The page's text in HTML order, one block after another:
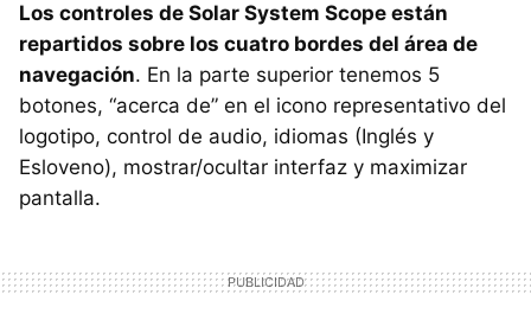
Los controles de Solar System Scope están
repartidos sobre los cuatro bordes del área de
navegación. En la parte superior tenemos 5
botones, “acerca de” en el icono representativo del
logotipo, control de audio, idiomas (Inglés y
Esloveno), mostrar/ocultar interfaz y maximizar
pantalla.